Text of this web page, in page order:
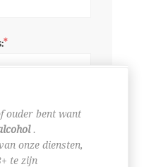
*
*ouder bent want
.
onze diensten,
te zijn